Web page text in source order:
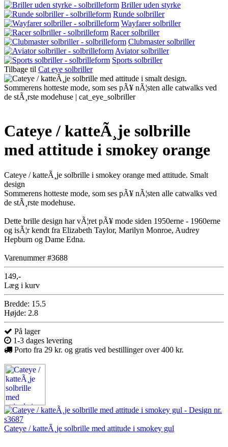
Briller uden styrke
Runde solbriller
Wayfarer solbriller
Racer solbriller
Clubmaster solbriller
Aviator solbriller
Sports solbriller
Tilbage til Cat eye solbriller
Cateye / katteÃ¸je solbrille
med attitude i smokey orange
Cateye / katteÃ¸je solbrille i smokey orange med attitude. Smalt
design
Sommerens hotteste mode, som ses pÃ¥ nÃ¦sten alle catwalks ved
de stÃ¸rste modehuse.
Dette brille design har vÃ¦ret pÃ¥ mode siden 1950erne - 1960erne
og isÃ¦r kendt fra Elizabeth Taylor, Marilyn Monroe, Audrey
Hepburn og Dame Edna.
Varenummer #3688
149,-
Læg i kurv
Bredde: 15.5
Højde: 2.8
På lager
1-3 dages levering
Porto fra 29 kr. og gratis ved bestillinger over 400 kr.
Cateye / katteÃ¸je solbrille med attitude i smokey gul